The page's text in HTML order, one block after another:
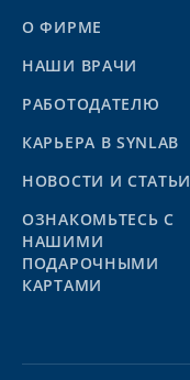
О ФИРМЕ
НАШИ ВРАЧИ
РАБОТОДАТЕЛЮ
КАРЬЕРА В SYNLAB
НОВОСТИ И СТАТЬИ
ОЗНАКОМЬТЕСЬ С
НАШИМИ
ПОДАРОЧНЫМИ
КАРТАМИ